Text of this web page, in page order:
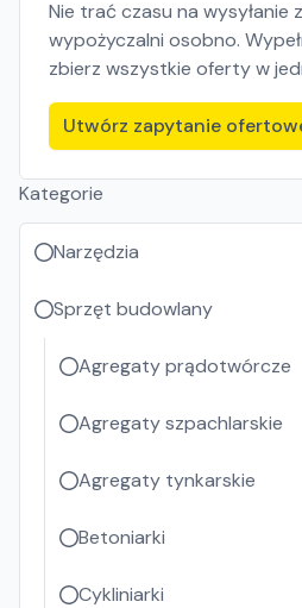
Nie trać czasu na wysyłanie
wypożyczalni osobno.
zbierz wszystkie oferty w
Utwórz zapytanie
Kategorie
Narzędzia
Sprzęt budowlany
Agregaty prądotwórcze
Agregaty szpachlarskie
Agregaty tynkarskie
Betoniarki
Cykliniarki